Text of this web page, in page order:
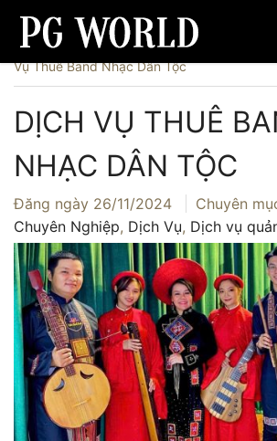
Trang chủ › Dịch Vụ›Cho Thuê Ca Sĩ
Vụ Thuê Band Nhạc Dân Tộc
DỊCH VỤ THUÊ
NHẠC DÂN TỘC
Đăng ngày 26/11/2024 Chuyên
Chuyên Nghiệp, Dịch Vụ, Dịch vụ